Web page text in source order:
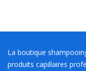
La boutique
produits capillaires